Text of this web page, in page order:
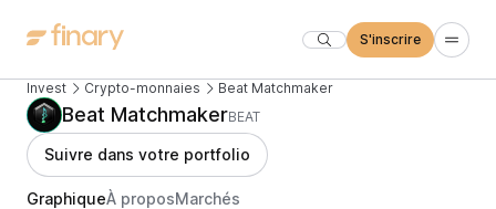
S'inscrire
Invest Crypto-monnaies Beat Matchmaker
Beat MatchmakerBEAT
Suivre dans votre portfolio
GraphiqueÀ proposMarchés